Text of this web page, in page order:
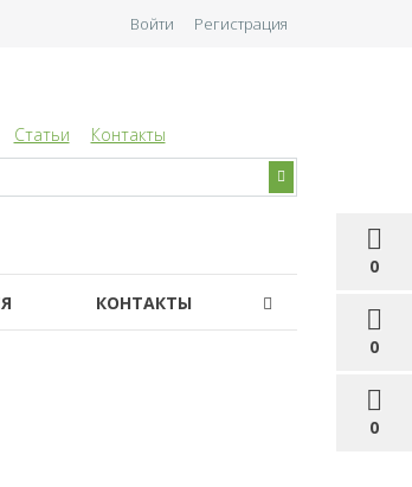
0
0
0
Войти Регистрация
Статьи Контакты
КОНТАКТЫ